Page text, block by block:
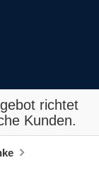
richtet
Kunden.